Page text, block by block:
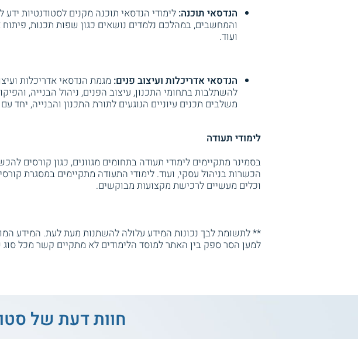
הנדסאי תוכנה: לימודי הנדסאי תוכנה מקנים לסטודנטיות
והמחשבים, במהלכם נלמדים נושאים כגון שפות תכנות, פיתוח
ועוד.
הנדסאי אדריכלות ועיצוב פנים: מגמת הנדסאי אדריכלות
להשתלבות בתחומי התכנון, עיצוב הפנים, ניהול הבנייה,
משלבים תכנים עיוניים הנוגעים לתורת התכנון והבנייה, יחד
לימודי תעודה
בסמינר מתקיימים לימודי תעודה בתחומים מגוונים, כגון קורסים
הכשרות בניהול עסקי, ועוד. לימודי התעודה מתקיימים במסגרת
וכלים מעשיים לרכישת מקצועות מבוקשים.
** לתשומת לבך נכונות המידע עלולה להשתנות מעת לעת. המידע
למען הסר ספק בין האתר למוסד הלימודים לא מתקיים קשר מכל
חוות דעת של